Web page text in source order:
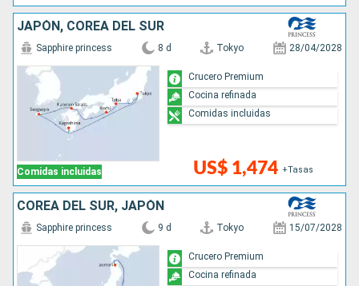
JAPÓN, COREA DEL SUR
Comidas incluidas
Sapphire princess 8 d Tokyo 28/04/2028
US$ 1,474 +Tasas
Crucero Premium
Cocina refinada
Comidas incluidas
COREA DEL SUR, JAPÓN
Sapphire princess 9 d Tokyo 15/07/2028
Crucero Premium
Cocina refinada